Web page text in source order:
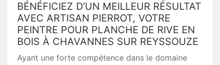
BÉNÉFICIEZ D’UN MEILLEUR RÉSULTAT
AVEC ARTISAN PIERROT, VOTRE
PEINTRE POUR PLANCHE DE RIVE EN
BOIS À CHAVANNES SUR REYSSOUZE
Ayant une forte compétence dans le domaine